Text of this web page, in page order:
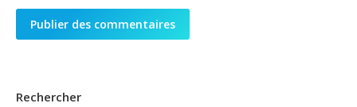
Publier des commentaires
Rechercher